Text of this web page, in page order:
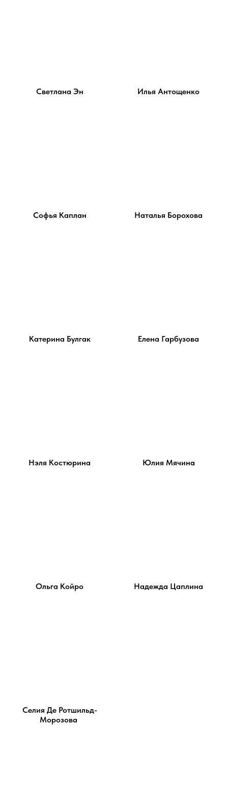
Светлана Эн Илья Антощенко
Софья Каплан Наталья Борохова
Катерина Булгак Елена Гарбузова
Нэля Костюрина Юлия Мячина
Ольга Койро Надежда Цаплина
Селия Де Ротшильд-
Морозова